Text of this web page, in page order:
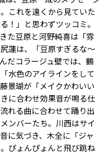
これを遠くから見ていた
！」と思わずツッコミ。
た豆原と河野純喜は「雰
蓮は、「豆原すぎるな〜
だコラージュ壁では、鶴
水色のアイラインをして
景瑚が「メイクかわいい
に合わせ効果音が鳴る仕
れる曲に合わせて踊り出
ンバーたち。川西はサイ
に気づき、木全に「ジャ
ぴょんぴょんと飛び跳ね